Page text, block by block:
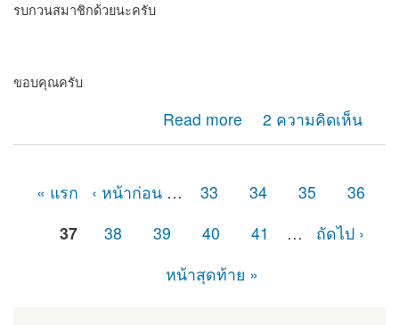
รบกวนสมาชิกด้วยนะครับ
ขอบคุณครับ
Read more
about สอบถามสมาชิกเกี่ยวกับการส่ง RSS Feed จาก
Drupal
2 ความคิดเห็น
« แรก ‹ หน้าก่อน … 33 34 35
36
37
38 39 40 41 …
ถัดไป ›
หน้าสุดท้าย »